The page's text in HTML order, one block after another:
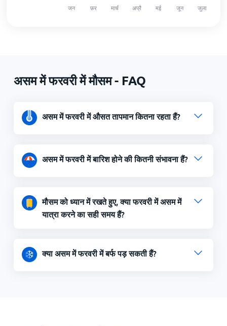
असम में फरवरी में मौसम - FAQ
असम में फरवरी में औसत तापमान कितना रहता हैं?
असम में फरवरी में बारिश होने की कितनी संभावना हैं?
मौसम को ध्यान में रखते हुए, क्या फरवरी में असम में
यात्रा करने का सही समय हैं?
क्या असम में फरवरी में बर्फ पड़ सकती हैं?